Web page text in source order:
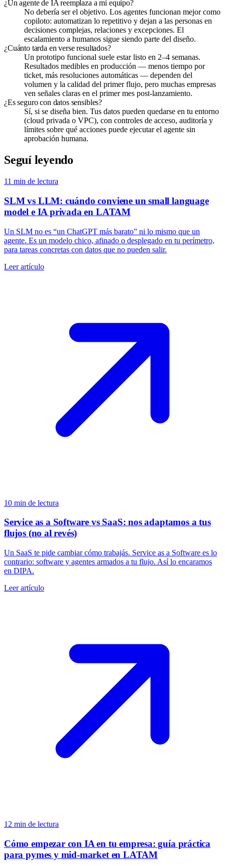
¿Un agente de IA reemplaza a mi equipo?
No debería ser el objetivo. Los agentes funcionan mejor como
copiloto: automatizan lo repetitivo y dejan a las personas en
decisiones complejas, relaciones y excepciones. El
escalamiento a humanos sigue siendo parte del diseño.
¿Cuánto tarda en verse resultados?
Un prototipo funcional suele estar listo en 2–4 semanas.
Resultados medibles en producción — menos tiempo por
ticket, más resoluciones automáticas — dependen del
volumen y la calidad del primer flujo, pero muchas empresas
ven señales claras en el primer mes post-lanzamiento.
¿Es seguro con datos sensibles?
Sí, si se diseña bien. Tus datos pueden quedarse en tu entorno
(cloud privada o VPC), con controles de acceso, auditoría y
límites sobre qué acciones puede ejecutar el agente sin
aprobación humana.
Seguí leyendo
11 min de lectura
SLM vs LLM: cuándo conviene un small language
model e IA privada en LATAM
Un SLM no es “un ChatGPT más barato” ni lo mismo que un
agente. Es un modelo chico, afinado o desplegado en tu perímetro,
para tareas concretas con datos que no pueden salir.
Leer artículo
10 min de lectura
Service as a Software vs SaaS: nos adaptamos a tus
flujos (no al revés)
Un SaaS te pide cambiar cómo trabajás. Service as a Software es lo
contrario: software y agentes armados a tu flujo. Así lo encaramos
en DIPA.
Leer artículo
12 min de lectura
Cómo empezar con IA en tu empresa: guía práctica
para pymes y mid-market en LATAM